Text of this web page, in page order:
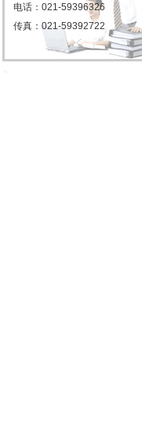
电话：021-59396326
传真：021-59392722